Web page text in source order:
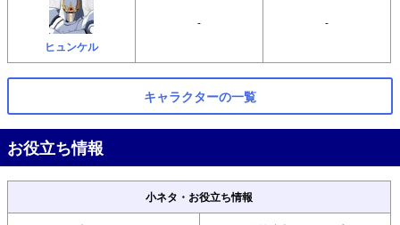
ヒュンケル
- -
キャラクターの一覧
お役立ち情報
小ネタ・お役立ち情報